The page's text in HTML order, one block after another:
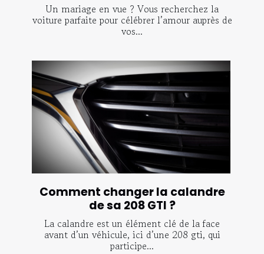
Un mariage en vue ? Vous recherchez la
voiture parfaite pour célébrer l’amour auprès de
vos...
Comment changer la calandre
de sa 208 GTI ?
La calandre est un élément clé de la face
avant d’un véhicule, ici d’une 208 gti, qui
participe...